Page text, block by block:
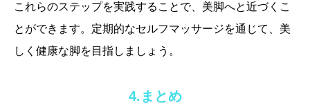
これらのステップを実践することで、美脚へと近づくこ
とができます。定期的なセルフマッサージを通じて、美
しく健康な脚を目指しましょう。
4.まとめ